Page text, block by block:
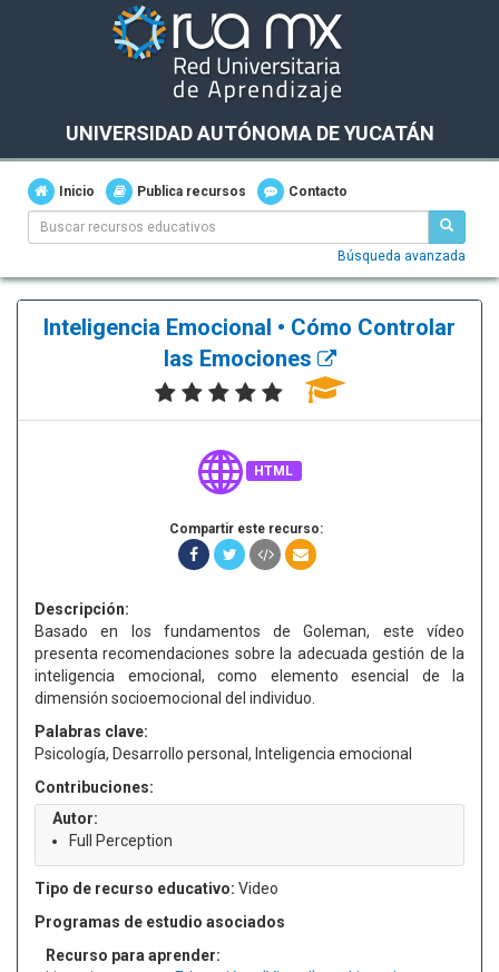
UNIVERSIDAD AUTÓNOMA DE YUCATÁN
Inicio Publica recursos Contacto
Búsqueda avanzada
Inteligencia Emocional • Cómo Controlar
las Emociones
HTML
Compartir este recurso:
Descripción:
Basado en los fundamentos de Goleman, este vídeo
presenta recomendaciones sobre la adecuada gestión de la
inteligencia emocional, como elemento esencial de la
dimensión socioemocional del individuo.
Palabras clave:
Psicología, Desarrollo personal, Inteligencia emocional
Contribuciones:
Autor:
Full Perception
Tipo de recurso educativo: Video
Programas de estudio asociados
Recurso para aprender: